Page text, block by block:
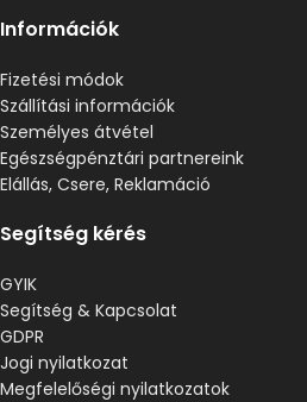
Információk
Fizetési módok
Szállítási információk
Személyes átvétel
Egészségpénztári partnereink
Elállás, Csere, Reklamáció
Segítség kérés
GYIK
Segítség & Kapcsolat
GDPR
Jogi nyilatkozat
Megfelelőségi nyilatkozatok